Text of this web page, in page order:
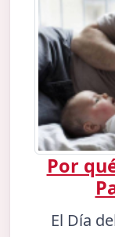
Por
El Día